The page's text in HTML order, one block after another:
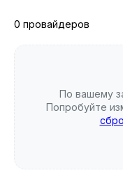
0 провайдеров
По вашему
Попробуйте